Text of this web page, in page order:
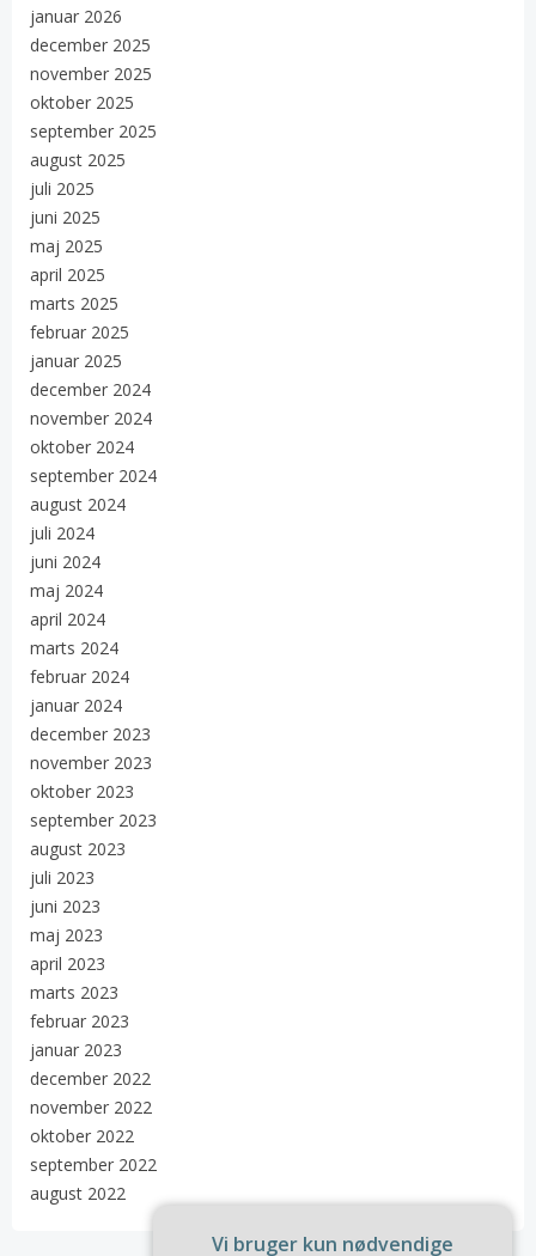
januar 2026
december 2025
november 2025
oktober 2025
september 2025
august 2025
juli 2025
juni 2025
maj 2025
april 2025
marts 2025
februar 2025
januar 2025
december 2024
november 2024
oktober 2024
september 2024
august 2024
juli 2024
juni 2024
maj 2024
april 2024
marts 2024
februar 2024
januar 2024
december 2023
november 2023
oktober 2023
september 2023
august 2023
juli 2023
juni 2023
maj 2023
april 2023
marts 2023
februar 2023
januar 2023
december 2022
november 2022
oktober 2022
september 2022
august 2022
Vi bruger kun nødvendige